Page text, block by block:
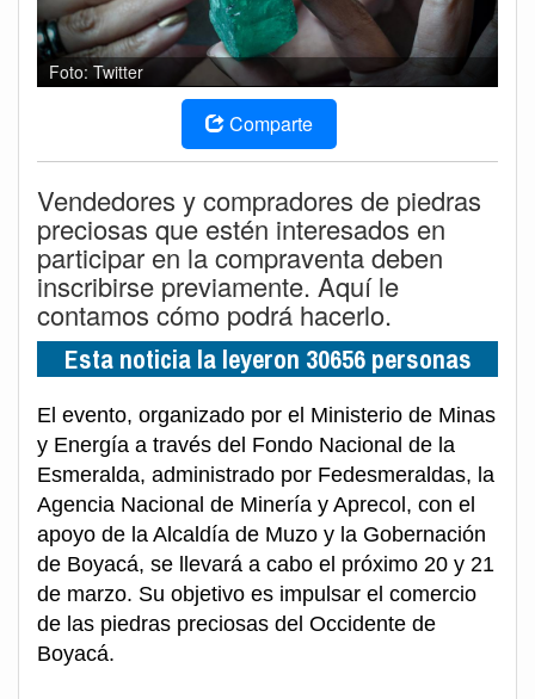
Foto: Twitter
Comparte
Vendedores y compradores de piedras
preciosas que estén interesados en
participar en la compraventa deben
inscribirse previamente. Aquí le
contamos cómo podrá hacerlo.
Esta noticia la leyeron 30656 personas
El evento, organizado por el Ministerio de Minas
y Energía a través del Fondo Nacional de la
Esmeralda, administrado por Fedesmeraldas, la
Agencia Nacional de Minería y Aprecol, con el
apoyo de la Alcaldía de Muzo y la Gobernación
de Boyacá, se llevará a cabo el próximo 20 y 21
de marzo. Su objetivo es impulsar el comercio
de las piedras preciosas del Occidente de
Boyacá.